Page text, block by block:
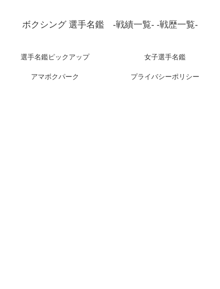
ボクシング 選手名鑑 -戦績一覧- -戦歴一覧-
選手名鑑ピックアップ 女子選手名鑑
アマボクパーク プライバシーポリシー